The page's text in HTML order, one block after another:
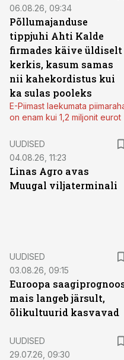
06.08.26, 09:34
Põllumajanduse
tippjuhi Ahti Kalde
firmades käive üldiselt
kerkis, kasum samas
nii kahekordistus kui
ka sulas pooleks
E-Piimast laekumata
on enam kui 1,2 miljonit eurot
UUDISED
04.08.26, 11:23
Linas Agro avas
Muugal viljaterminali
UUDISED
03.08.26, 09:15
Euroopa
mais langeb järsult,
õlikultuurid kasvavad
UUDISED
29.07.26, 09:30